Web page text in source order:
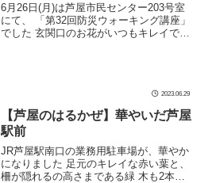
6月26日(月)は芦屋市民センター203号室
にて、 「第32回防災ウォーキング講座」
でした 玄関口のお花がいつもキレイです
2023.06.29
【芦屋のはるかぜ】華やいだ芦屋
駅前
JR芦屋駅南口の業務用駐車場が、華やか
になりました 足元のキレイな赤い葉と、
柵が隠れるの高さまである緑 木も2本植